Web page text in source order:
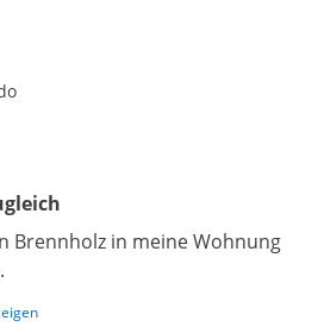
Brennholz in meine Wohnung